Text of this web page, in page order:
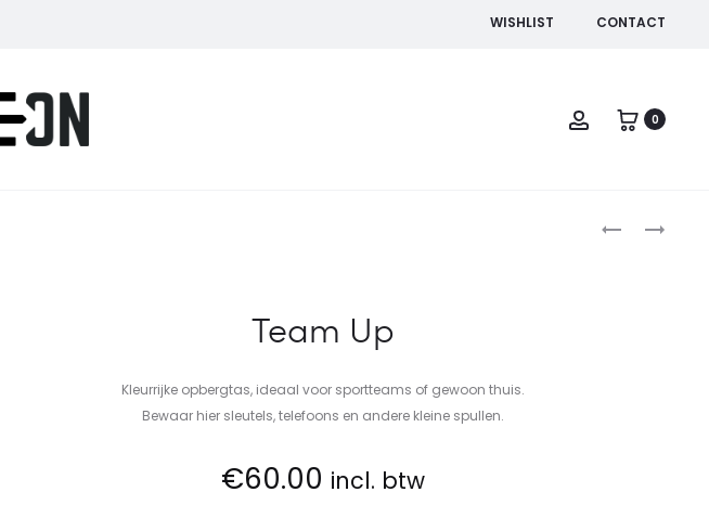
WISHLIST CONTACT
Account0
TOILETTAS
BANDIT
Team Up
Kleurrijke opbergtas, ideaal voor sportteams of gewoon thuis.
Bewaar hier sleutels, telefoons en andere kleine spullen.
€60.00 incl. btw